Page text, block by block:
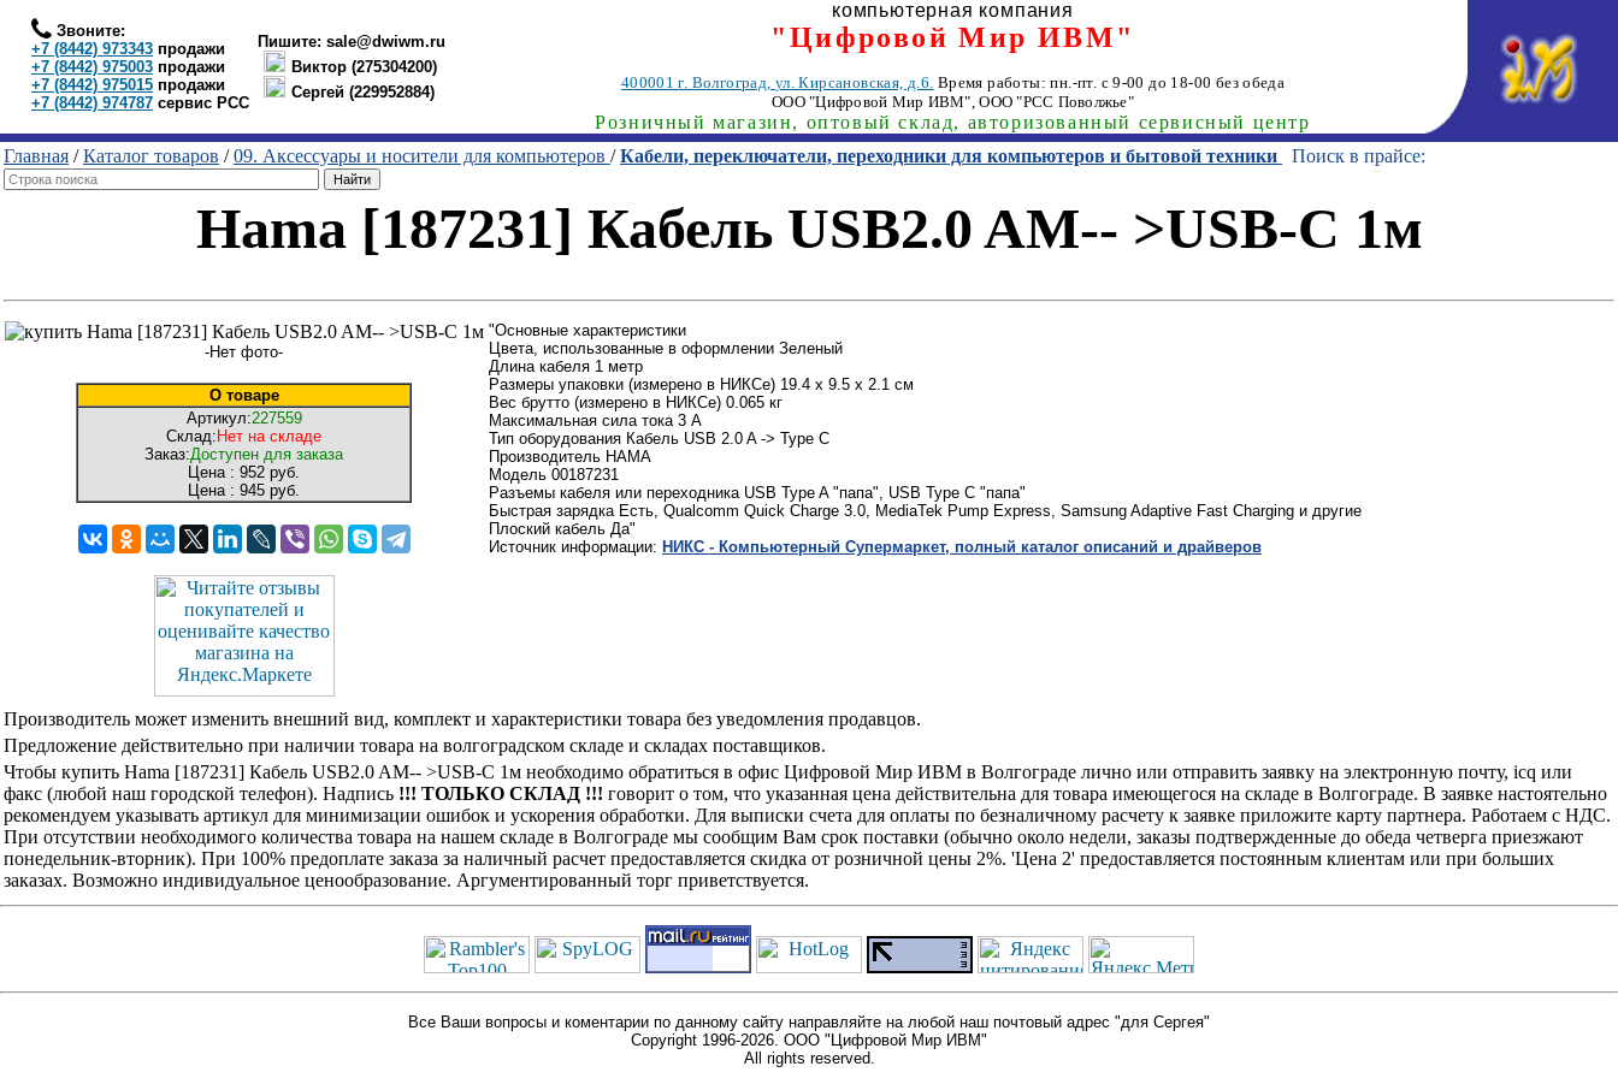
Звоните:
+7 (8442) 973343 продажи
+7 (8442) 975003 продажи
+7 (8442) 975015 продажи
+7 (8442) 974787 сервис РСС
Пишите: sale@dwiwm.ru
Виктор (275304200)
Сергей (229952884)
компьютерная компания
"Цифровой Мир ИВМ"
400001г. Волгоград, ул. Кирсановская, д.6. Время работы: пн.-пт. с 9-00 до 18-00 без обеда
ООО "Цифровой Мир ИВМ", ООО "РСС Поволжье"
Розничный магазин, оптовый склад, авторизованный сервисный центр
Главная /Каталог товаров /09. Аксессуары и носители для компьютеров /Кабели, переключатели, переходники для компьютеров и бытовой техники Поиск в прайсе:
Hama [187231] Кабель USB2.0 AM-- >USB-C 1м
-Нет фото-
О товаре
Артикул:227559
Склад: Нет на складе
Заказ:Доступен для заказа
Цена : 952 руб.
Цена : 945 руб.
"Основные характеристики
Цвета, использованные в оформлении Зеленый
Длина кабеля 1 метр
Размеры упаковки (измерено в НИКСе) 19.4 x 9.5 x 2.1 см
Вес брутто (измерено в НИКСе) 0.065 кг
Максимальная сила тока 3 А
Тип оборудования Кабель USB 2.0 A -> Type C
Производитель HAMA
Модель 00187231
Разъемы кабеля или переходника USB Type A "папа", USB Type C "папа"
Быстрая зарядка Есть, Qualcomm Quick Charge 3.0, MediaTek Pump Express, Samsung Adaptive Fast Charging и другие
Плоский кабель Да"
Источник информации: НИКС - Компьютерный Cупермаркет, полный каталог описаний и драйверов
Производитель может изменить внешний вид, комплект и характеристики товара без уведомления продавцов.
Предложение действительно при наличии товара на волгоградском складе и складах поставщиков.
Чтобы купить Hama [187231] Кабель USB2.0 AM-- >USB-C 1м необходимо обратиться в офис Цифровой Мир ИВМ в Волгограде лично или отправить заявку на электронную почту, icq или
факс (любой наш городской телефон). Надпись !!! ТОЛЬКО СКЛАД !!! говорит о том, что указанная цена действительна для товара имеющегося на складе в Волгограде. В заявке настоятельно
рекомендуем указывать артикул для минимизации ошибок и ускорения обработки. Для выписки счета для оплаты по безналичному расчету к заявке приложите карту партнера. Работаем с НДС.
При отсутствии необходимого количества товара на нашем складе в Волгограде мы сообщим Вам срок поставки (обычно около недели, заказы подтвержденные до обеда четверга приезжают
понедельник-вторник). При 100% предоплате заказа за наличный расчет предоставляется скидка от розничной цены 2%. 'Цена 2' предоставляется постоянным клиентам или при больших
заказах. Возможно индивидуальное ценообразование. Аргументированный торг приветствуется.
Все Ваши вопросы и коментарии по данному сайту направляйте на любой наш почтовый адрес "для Сергея"
Copyright 1996-2026. ООО "Цифровой Мир ИВМ"
All rights reserved.